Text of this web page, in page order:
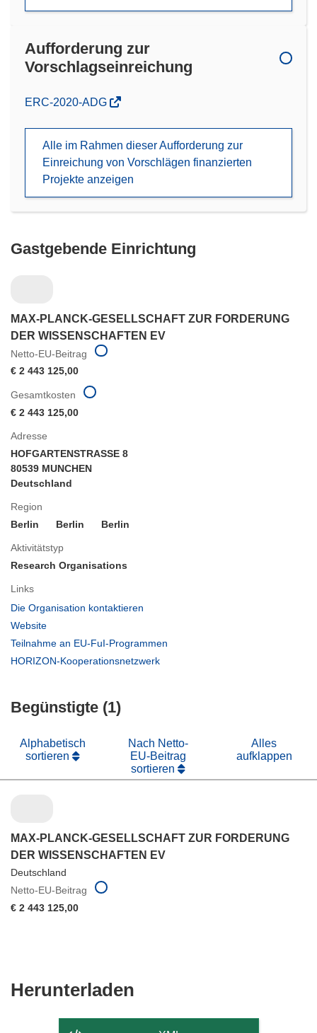
Aufforderung zur
Vorschlagseinreichung
(öffnet
Fenster)
ERC-2020-ADG
Alle im Rahmen dieser Aufforderung zur
Einreichung von Vorschlägen finanzierten
Projekte anzeigen
Gastgebende Einrichtung
MAX-PLANCK-GESELLSCHAFT ZUR FORDERUNG
DER WISSENSCHAFTEN EV
Netto-EU-Beitrag
€ 2 443 125,00
Adresse
HOFGARTENSTRASSE 8
80539 MUNCHEN
Deutschland
Region
Berlin
Berlin Berlin
Aktivitätstyp
Research Organisations
Links
Die Organisation kontaktieren
Website
in
Fenster)
Teilnahme an EU-FuI-Programmen
HORIZON-Kooperationsnetzwerk
Gesamtkosten
€ 2 443 125,00
Begünstigte (1)
Alphabetisch
sortieren
Nach Netto-
EU-Beitrag
sortieren
Alles
aufklappen
MAX-PLANCK-GESELLSCHAFT ZUR FORDERUNG
DER WISSENSCHAFTEN EV
Deutschland
Netto-EU-Beitrag
€ 2 443 125,00
Herunterladen